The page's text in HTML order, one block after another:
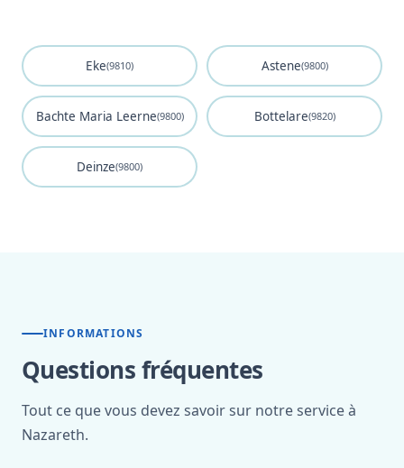
Eke(9810) Astene(9800)
Bachte Maria Leerne(9800) Bottelare(9820)
Deinze(9800)
INFORMATIONS
Questions fréquentes
Tout ce que vous devez savoir sur notre service à
Nazareth.